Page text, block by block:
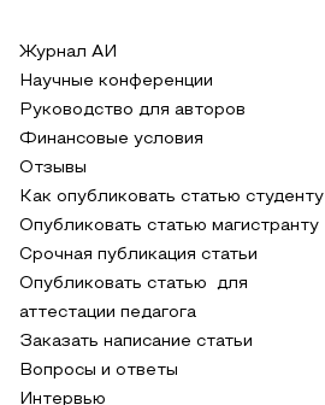
Журнал АИ
Научные конференции
Руководство для авторов
Финансовые условия
Отзывы
Как опубликовать статью студенту
Опубликовать статью магистранту
Срочная публикация статьи
Опубликовать статью для
аттестации педагога
Заказать написание статьи
Вопросы и ответы
Интервью